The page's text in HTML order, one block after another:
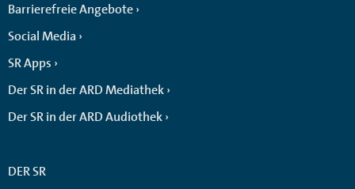
Barrierefreie Angebote
Social Media
SR Apps
Der SR in der ARD Mediathek
Der SR in der ARD Audiothek
DER SR